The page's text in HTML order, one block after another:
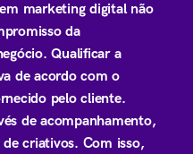
marketing digital não
da
Qualificar a
de acordo com o
pelo cliente.
de acompanhamento,
criativos. Com isso,